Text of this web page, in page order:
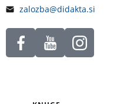
zalozba@didakta.si